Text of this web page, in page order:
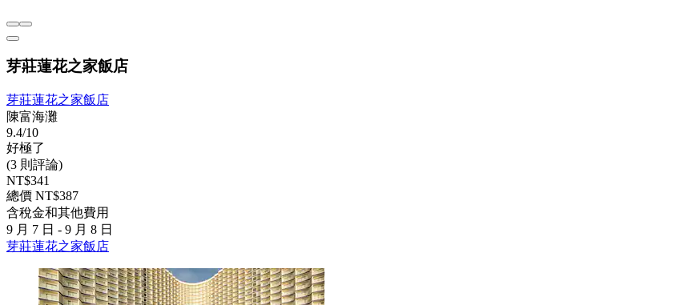
芽莊蓮花之家飯店
芽莊蓮花之家飯店
陳富海灘
9.4/10
好極了
(3 則評論)
NT$341
總價 NT$387
含稅金和其他費用
9 月 7 日 - 9 月 8 日
芽莊蓮花之家飯店